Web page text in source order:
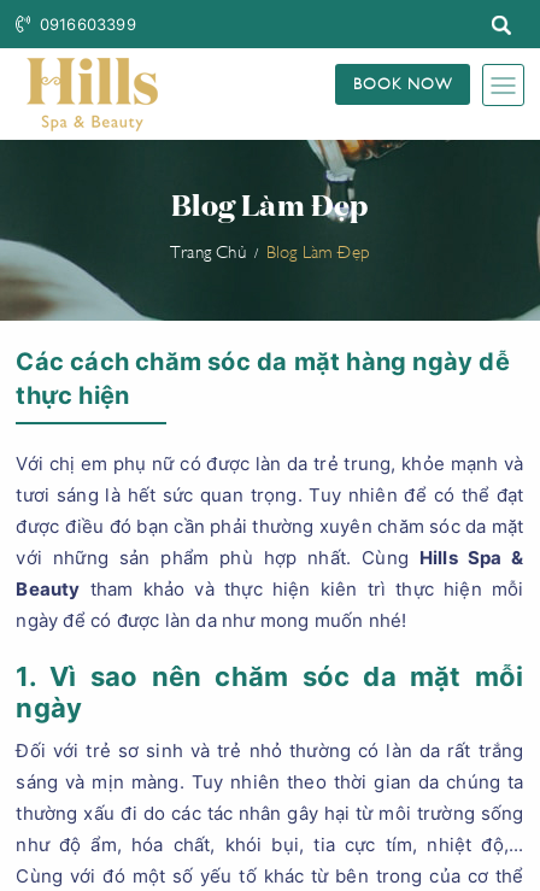
0916603399
BOOK NOW
Blog Làm Đẹp
Trang Chủ Blog Làm Đẹp
Các cách chăm sóc da mặt hàng ngày dễ
thực hiện
Với chị em phụ nữ có được làn da trẻ trung, khỏe mạnh và
tươi sáng là hết sức quan trọng. Tuy nhiên để có thể đạt
được điều đó bạn cần phải thường xuyên chăm sóc da mặt
với những sản phẩm phù hợp nhất. Cùng Hills Spa &
Beauty tham khảo và thực hiện kiên trì thực hiện mỗi
ngày để có được làn da như mong muốn nhé!
1. Vì sao nên chăm sóc da mặt mỗi
ngày
Đối với trẻ sơ sinh và trẻ nhỏ thường có làn da rất trắng
sáng và mịn màng. Tuy nhiên theo thời gian da chúng ta
thường xấu đi do các tác nhân gây hại từ môi trường sống
như độ ẩm, hóa chất, khói bụi, tia cực tím, nhiệt độ,...
Cùng với đó một số yếu tố khác từ bên trong của cơ thể